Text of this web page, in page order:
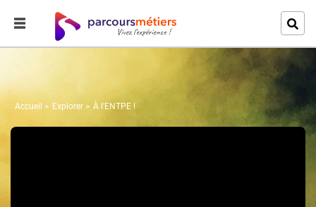
Accueil Explorer À l'ENTPE !